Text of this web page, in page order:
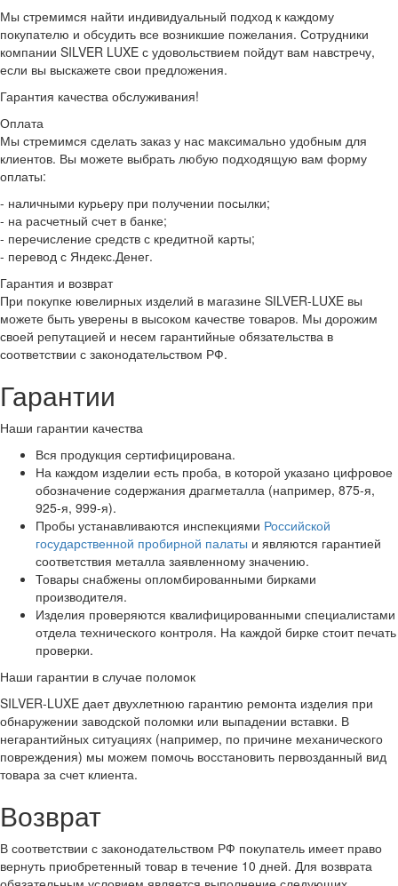
Мы стремимся найти индивидуальный подход к каждому
покупателю и обсудить все возникшие пожелания. Сотрудники
компании SILVER LUXE с удовольствием пойдут вам навстречу,
если вы выскажете свои предложения.
Гарантия качества обслуживания!
Оплата
Мы стремимся сделать заказ у нас максимально удобным для
клиентов. Вы можете выбрать любую подходящую вам форму
оплаты:
- наличными курьеру при получении посылки;
- на расчетный счет в банке;
- перечисление средств с кредитной карты;
- перевод с Яндекс.Денег.
Гарантия и возврат
При покупке ювелирных изделий в магазине SILVER-LUXE вы
можете быть уверены в высоком качестве товаров. Мы дорожим
своей репутацией и несем гарантийные обязательства в
соответствии с законодательством РФ.
Гарантии
Наши гарантии качества
Вся продукция сертифицирована.
На каждом изделии есть проба, в которой указано цифровое
обозначение содержания драгметалла (например, 875-я,
925-я, 999-я).
Пробы устанавливаются инспекциями Российской
государственной пробирной палаты и являются гарантией
соответствия металла заявленному значению.
Товары снабжены опломбированными бирками
производителя.
Изделия проверяются квалифицированными специалистами
отдела технического контроля. На каждой бирке стоит печать
проверки.
Наши гарантии в случае поломок
SILVER-LUXE дает двухлетнюю гарантию ремонта изделия при
обнаружении заводской поломки или выпадении вставки. В
негарантийных ситуациях (например, по причине механического
повреждения) мы можем помочь восстановить первозданный вид
товара за счет клиента.
Возврат
В соответствии с законодательством РФ покупатель имеет право
вернуть приобретенный товар в течение 10 дней. Для возврата